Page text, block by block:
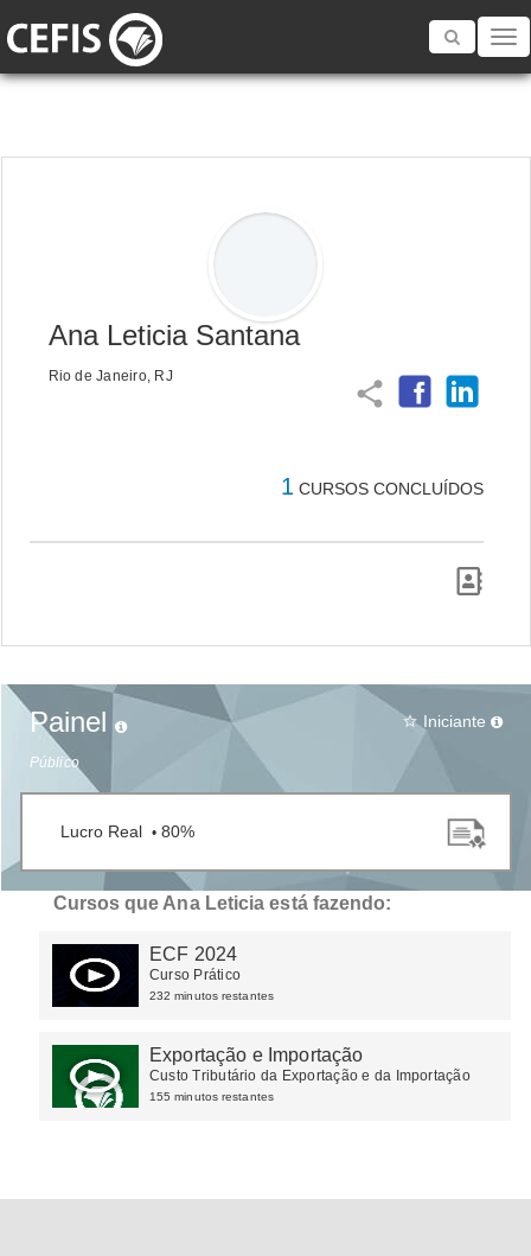
Toggle
Ana Leticia Santana
Rio de Janeiro, RJ
share
1 CURSOS CONCLUÍDOS
Painel
Público
star_border Iniciante
Lucro Real • 80%
Cursos que Ana Leticia está fazendo:
ECF 2024
Curso Prático
232 minutos restantes
Exportação e Importação
Custo Tributário da Exportação e da Importação
155 minutos restantes